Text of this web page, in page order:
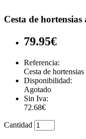
Cesta de hortensias
79.95€
Referencia:
Cesta de hortensias
Disponibilidad:
Agotado
Sin Iva:
72.68€
Cantidad